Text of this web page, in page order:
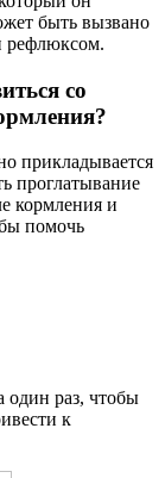
быть вызвано
рефлюксом.
со
прикладывается
проглатывание
кормления и
помочь
один раз, чтобы
к